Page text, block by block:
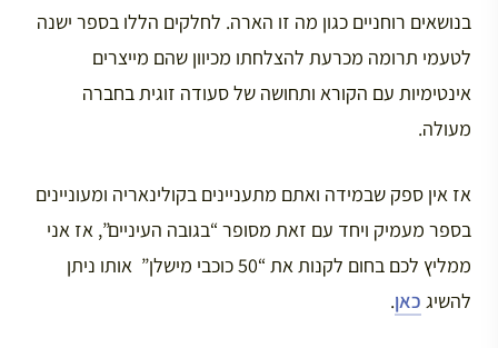
בנושאים רוחניים כגון מה זו הארה. לחלקים הללו בספר ישנה
לטעמי תרומה מכרעת להצלחתו מכיוון שהם מייצרים
אינטימיות עם הקורא ותחושה של סעודה זוגית בחברה
מעולה.
אז אין ספק שבמידה ואתם מתעניינים בקולינאריה ומעוניינים
בספר מעמיק ויחד עם זאת מסופר “בגובה העיניים”, אז אני
ממליץ לכם בחום לקנות את “50 כוכבי מישלן” אותו ניתן
להשיג כאן.